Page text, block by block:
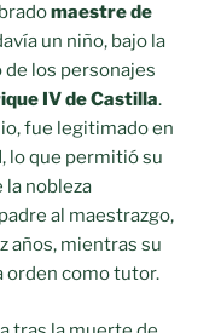
maestre de
un niño, bajo la
de los personajes
IV de Castilla.
fue legitimado en
, lo que permitió su
la nobleza
al maestrazgo,
años, mientras su
orden como tutor.